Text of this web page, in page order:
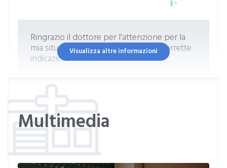
Ringrazio il dottore per l'attenzione per la
mia situazione e per avermi dato le corrette
indicazioni
Medico molto competente , empatico e
capace di trasmettere fiducia
Visualizza altre informazioni
Multimedia